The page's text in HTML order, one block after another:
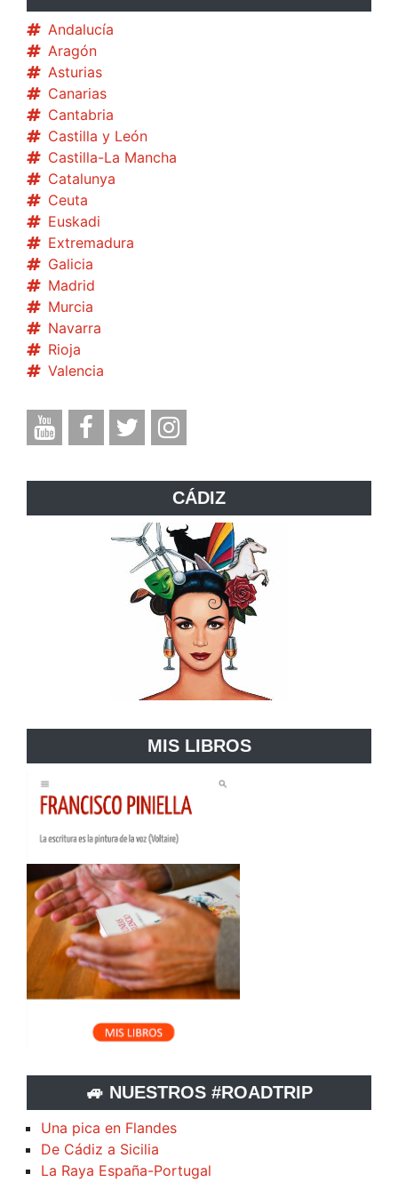
Andalucía
Aragón
Asturias
Canarias
Cantabria
Castilla y León
Castilla-La Mancha
Catalunya
Ceuta
Euskadi
Extremadura
Galicia
Madrid
Murcia
Navarra
Rioja
Valencia
CÁDIZ
MIS LIBROS
🚙 NUESTROS #ROADTRIP
Una pica en Flandes
De Cádiz a Sicilia
La Raya España-Portugal